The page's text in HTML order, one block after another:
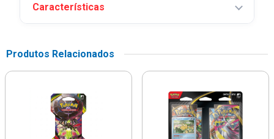
Características
Produtos Relacionados